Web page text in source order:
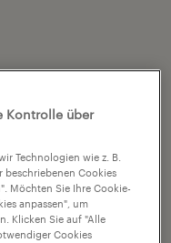
Kontrolle über
Technologien wie z. B.
beschriebenen Cookies
Möchten Sie Ihre Cookie-
anpassen", um
Klicken Sie auf "Alle
Cookies